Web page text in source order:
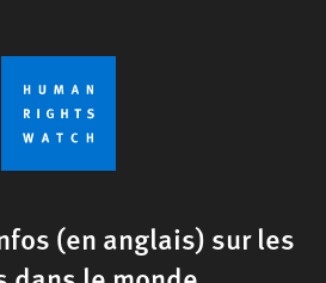
(en anglais) sur les